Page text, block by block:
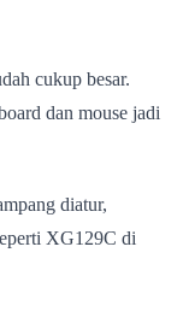
cukup besar.
dan mouse jadi
diatur,
XG129C di